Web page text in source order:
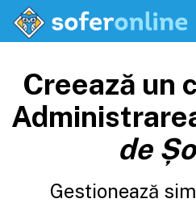
Creează un
de
Gestionează